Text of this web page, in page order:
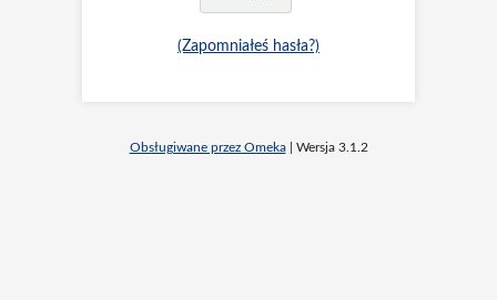
(Zapomniałeś hasła?)
Obsługiwane przez Omeka| Wersja 3.1.2